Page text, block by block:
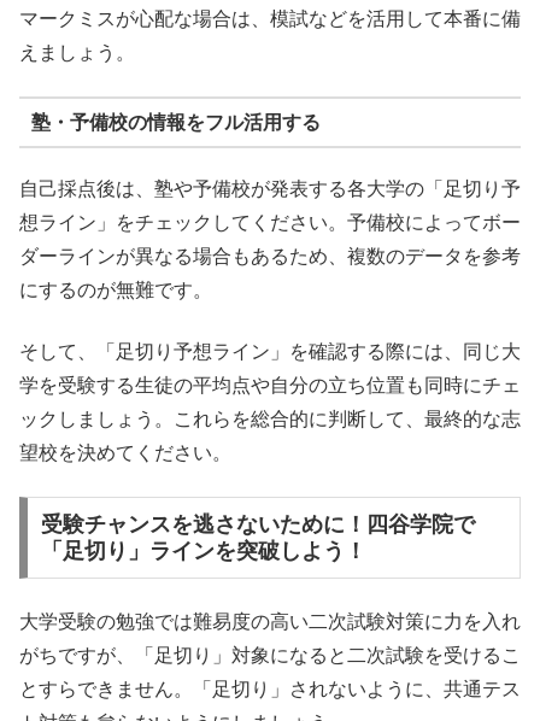
マークミスが心配な場合は、模試などを活用して本番に備
えましょう。
塾・予備校の情報をフル活用する
自己採点後は、塾や予備校が発表する各大学の「足切り予
想ライン」をチェックしてください。予備校によってボー
ダーラインが異なる場合もあるため、複数のデータを参考
にするのが無難です。
そして、「足切り予想ライン」を確認する際には、同じ大
学を受験する生徒の平均点や自分の立ち位置も同時にチェ
ックしましょう。これらを総合的に判断して、最終的な志
望校を決めてください。
受験チャンスを逃さないために！四谷学院で
「足切り」ラインを突破しよう！
大学受験の勉強では難易度の高い二次試験対策に力を入れ
がちですが、「足切り」対象になると二次試験を受けるこ
とすらできません。「足切り」されないように、共通テス